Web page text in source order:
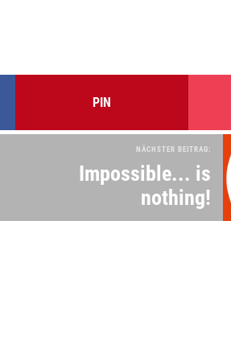
PIN
NÄCHSTER BEITRAG:
Impossible... is
nothing!